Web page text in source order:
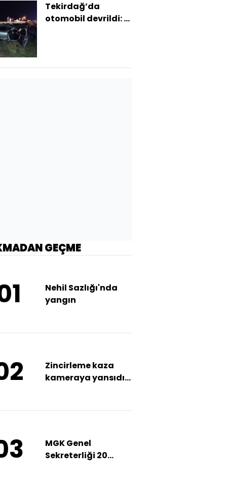
Tekirdağ’da
otomobil devrildi: 1
GEÇME
Nehil Sazlığı'nda
yangın
Zincirleme kaza
kameraya yansıdı:
MGK Genel
Sekreterliği 20